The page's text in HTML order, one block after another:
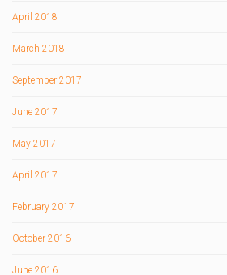
April 2018
March 2018
September 2017
June 2017
May 2017
April 2017
February 2017
October 2016
June 2016